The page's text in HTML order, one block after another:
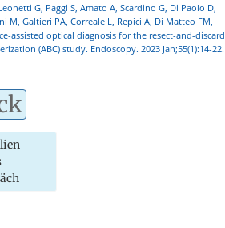
G, Paggi S, Amato A, Scardino G, Di Paolo D,
M, Galtieri PA, Correale L, Repici A, Di Matteo FM,
assisted optical diagnosis for the resect-and-discard
(ABC) study. Endoscopy. 2023 Jan;55(1):14-22.